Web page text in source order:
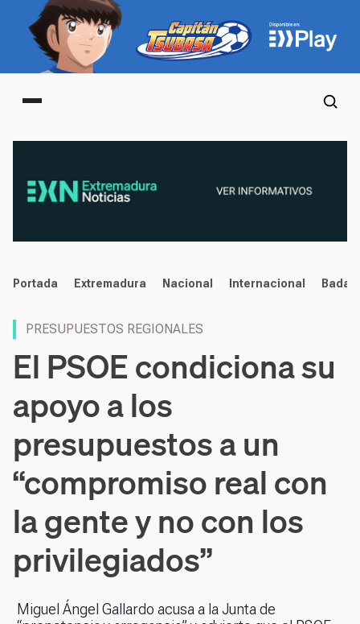
Main menu
noticias
Portada Extremadura Nacional Internacional
PRESUPUESTOS REGIONALES
El PSOE condiciona su
apoyo a los
presupuestos a un
“compromiso real con
la gente y no con los
privilegiados”
Miguel Ángel Gallardo acusa a la Junta de